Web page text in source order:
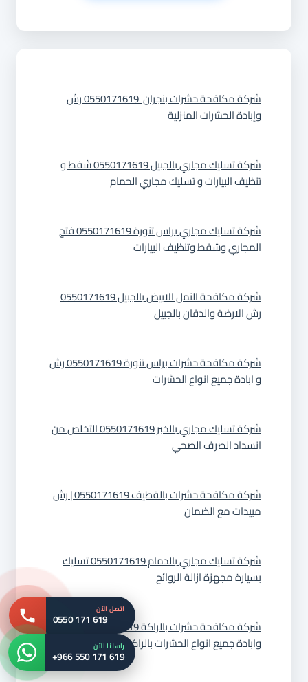
شركة مكافحة حشرات بنجران 0550171619 رش
وإبادة الحشرات المنزلية
شركة تسليك مجاري بالجبيل 0550171619 شفط و
تنظيف البيارات و تسليك مجاري الحمام
شركة تسليك مجاري براس تنورة 0550171619 فتح
المجاري وشفط وتنظيف البيارات
شركة مكافحة النمل الابيض بالجبيل 0550171619
رش الارضة والدفان بالجبيل
شركة مكافحة حشرات براس تنورة 0550171619 رش
و ابادة جميع انواع الحشرات
شركة تسليك مجاري بالخبر 0550171619 التخلص من
انسداد الصرف الصحي
شركة مكافحة حشرات بالقطيف 0550171619 | رش
مبيدات مع الضمان
شركة تسليك مجاري بالدمام 0550171619 تسليك
بسيارة مجهزة ازالة الروائح
شركة مكافحة حشرات بالراكة 0550171619 رش
وابادة جميع انواع الحشرات بالراكة
اتصل الآن
0550 171 619
راسلنا الآن
+966 550 171 619